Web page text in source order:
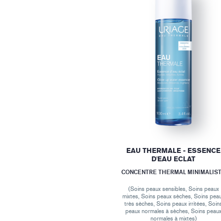
EAU THERMALE - ESSENCE
D'EAU ECLAT
CONCENTRE THERMAL
(Soins peaux sensibles, Soins peaux
mixtes, Soins peaux sèches, Soins
très sèches, Soins peaux irritées,
peaux normales à sèches, Soins peaux
normales à mixtes)